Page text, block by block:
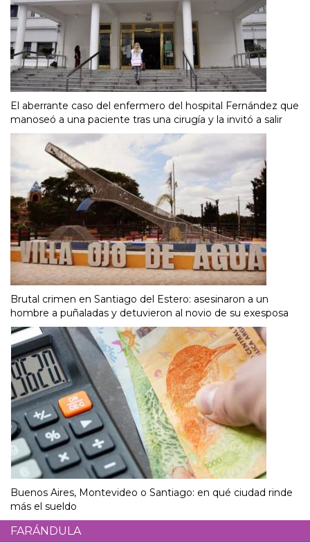
El aberrante caso del enfermero del hospital Fernández que
manoseó a una paciente tras una cirugía y la invitó a salir
Brutal crimen en Santiago del Estero: asesinaron a un
hombre a puñaladas y detuvieron al novio de su exesposa
Buenos Aires, Montevideo o Santiago: en qué ciudad rinde
más el sueldo
FARÁNDULA